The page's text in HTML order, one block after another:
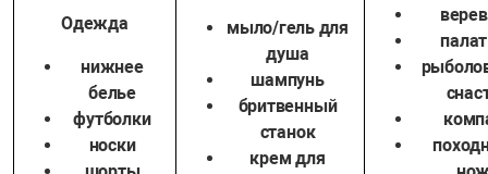
Одежда
нижнее
белье
футболки
носки
мыло/гель для
душа
шампунь
бритвенный
станок
крем для